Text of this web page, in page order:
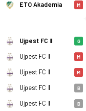
ETO Akademia M
Ujpest FC II G
Ujpest FC II M
Ujpest FC II M
Ujpest FC II B
Ujpest FC II B